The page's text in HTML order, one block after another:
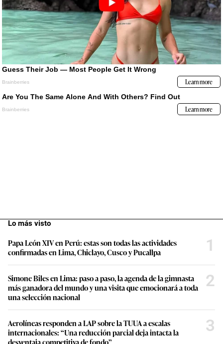
Lo más visto
Papa León XIV en Perú: estas son todas las actividades
confirmadas en Lima, Chiclayo, Cusco y Pucallpa
1
Simone Biles en Lima: paso a paso, la agenda de la gimnasta
más ganadora del mundo y una visita que emocionará a toda
una selección nacional
2
Aerolíneas responden a LAP sobre la TUUA a escalas
internacionales: “Una reducción parcial deja intacta la
desventaja competitiva de fondo”
3